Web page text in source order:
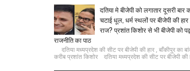
दतिया मे बीजेपी को लगातार दूसरी बार
चटाई धूल, धर्म स्थलों पर बीजेपी की हार
राज? प्रशांत किशोर से भी बीजेपी को
राजनीति का पाठ
दतिया मध्यप्रदेश की सीट पर बीजेपी की हार , बाँकीपुर का
करीब प्रशांत किशोर दतिया मध्यप्रदेश की सीट पर बीजेपी की